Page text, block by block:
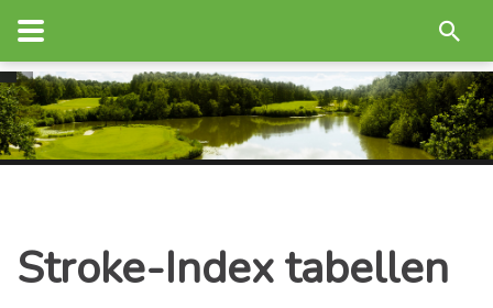
Stroke-Index tabellen